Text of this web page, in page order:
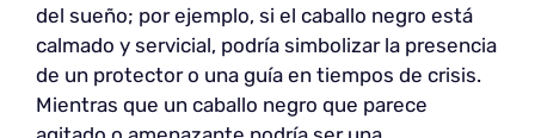
del sueño; por ejemplo, si el caballo negro está
calmado y servicial, podría simbolizar la presencia
de un protector o una guía en tiempos de crisis.
Mientras que un caballo negro que parece